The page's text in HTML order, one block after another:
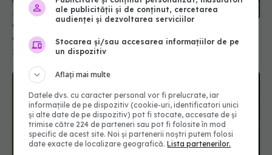
Copiii, mai rapizi decât legea. Cum au fentat
adolescenții restricțiile de pe social media
27 iun 2026, 14:00
ale publicității și de conținut, cercetarea
audienței și dezvoltarea serviciilor
Stocarea și/sau accesarea informațiilor de pe
un dispozitiv
Aflați mai multe
Datele dvs. cu caracter personal vor fi prelucrate, iar
informațiile de pe dispozitiv (cookie-uri, identificatori unici
și alte date de pe dispozitiv) pot fi stocate, accesate de și
trimise către 224 de parteneri sau pot fi folosite în mod
specific de acest site. Noi și partenerii noștri putem folosi
date exacte de localizare geografică.Lista partenerilor.